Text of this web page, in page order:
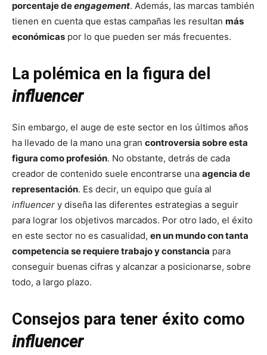
porcentaje deengagement. Además, las marcas también
tienen en cuenta que estas campañas les resultan más
económicas por lo que pueden ser más frecuentes.
La polémica en la figura del
influencer
Sin embargo, el auge de este sector en los últimos años
ha llevado de la mano una gran controversia sobre esta
figura como profesión. No obstante, detrás de cada
creador de contenido suele encontrarse una agencia de
representación. Es decir, un equipo que guía al
influencer y diseña las diferentes estrategias a seguir
para lograr los objetivos marcados. Por otro lado, el éxito
en este sector no es casualidad, en un mundo con tanta
competencia se requiere trabajo y constancia para
conseguir buenas cifras y alcanzar a posicionarse, sobre
todo, a largo plazo.
Consejos para tener éxito como
influencer